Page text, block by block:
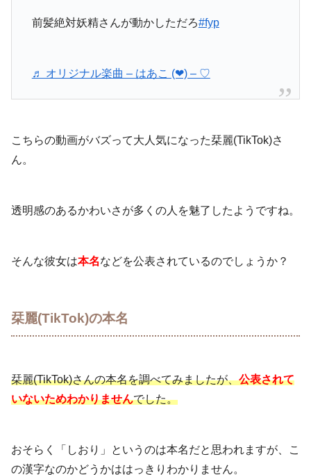
前髪絶対妖精さんが動かしただろ#fyp
♬ オリジナル楽曲 – はあこ (❤︎) – ♡
こちらの動画がバズって大人気になった栞麗(TikTok)さ
ん。
透明感のあるかわいさが多くの人を魅了したようですね。
そんな彼女は本名などを公表されているのでしょうか？
栞麗(TikTok)の本名
栞麗(TikTok)さんの本名を調べてみましたが、公表されて
いないためわかりませんでした。
おそらく「しおり」というのは本名だと思われますが、こ
の漢字なのかどうかははっきりわかりません。